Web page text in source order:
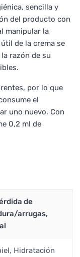
sencilla y
del producto con
manipular la
de la crema se
razón de su
por lo que
el
uno nuevo. Con
0,2 ml de
de
arrugas,
Hidratación